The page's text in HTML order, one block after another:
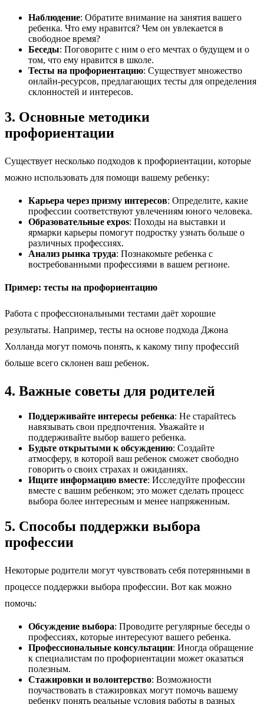
Наблюдение: Обратите внимание на занятия вашего
ребенка. Что ему нравится? Чем он увлекается в
свободное время?
Беседы: Поговорите с ним о его мечтах о будущем и о
том, что ему нравится в школе.
Тесты на профориентацию: Существует множество
онлайн-ресурсов, предлагающих тесты для определения
склонностей и интересов.
3. Основные методики
профориентации
Существует несколько подходов к профориентации, которые
можно использовать для помощи вашему ребенку:
Карьера через призму интересов: Определите, какие
профессии соответствуют увлечениям юного человека.
Образовательные expos: Походы на выставки и
ярмарки карьеры помогут подростку узнать больше о
различных профессиях.
Анализ рынка труда: Познакомьте ребенка с
востребованными профессиями в вашем регионе.
Пример: тесты на профориентацию
Работа с профессиональными тестами даёт хорошие
результаты. Например, тесты на основе подхода Джона
Холланда могут помочь понять, к какому типу профессий
больше всего склонен ваш ребенок.
4. Важные советы для родителей
Поддерживайте интересы ребенка: Не старайтесь
навязывать свои предпочтения. Уважайте и
поддерживайте выбор вашего ребенка.
Будьте открытыми к обсуждению: Создайте
атмосферу, в которой ваш ребенок сможет свободно
говорить о своих страхах и ожиданиях.
Ищите информацию вместе: Исследуйте профессии
вместе с вашим ребенком; это может сделать процесс
выбора более интересным и менее напряженным.
5. Способы поддержки выбора
профессии
Некоторые родители могут чувствовать себя потерянными в
процессе поддержки выбора профессии. Вот как можно
помочь:
Обсуждение выбора: Проводите регулярные беседы о
профессиях, которые интересуют вашего ребенка.
Профессиональные консультации: Иногда обращение
к специалистам по профориентации может оказаться
полезным.
Стажировки и волонтерство: Возможности
поучаствовать в стажировках могут помочь вашему
ребенку понять реальные условия работы в разных